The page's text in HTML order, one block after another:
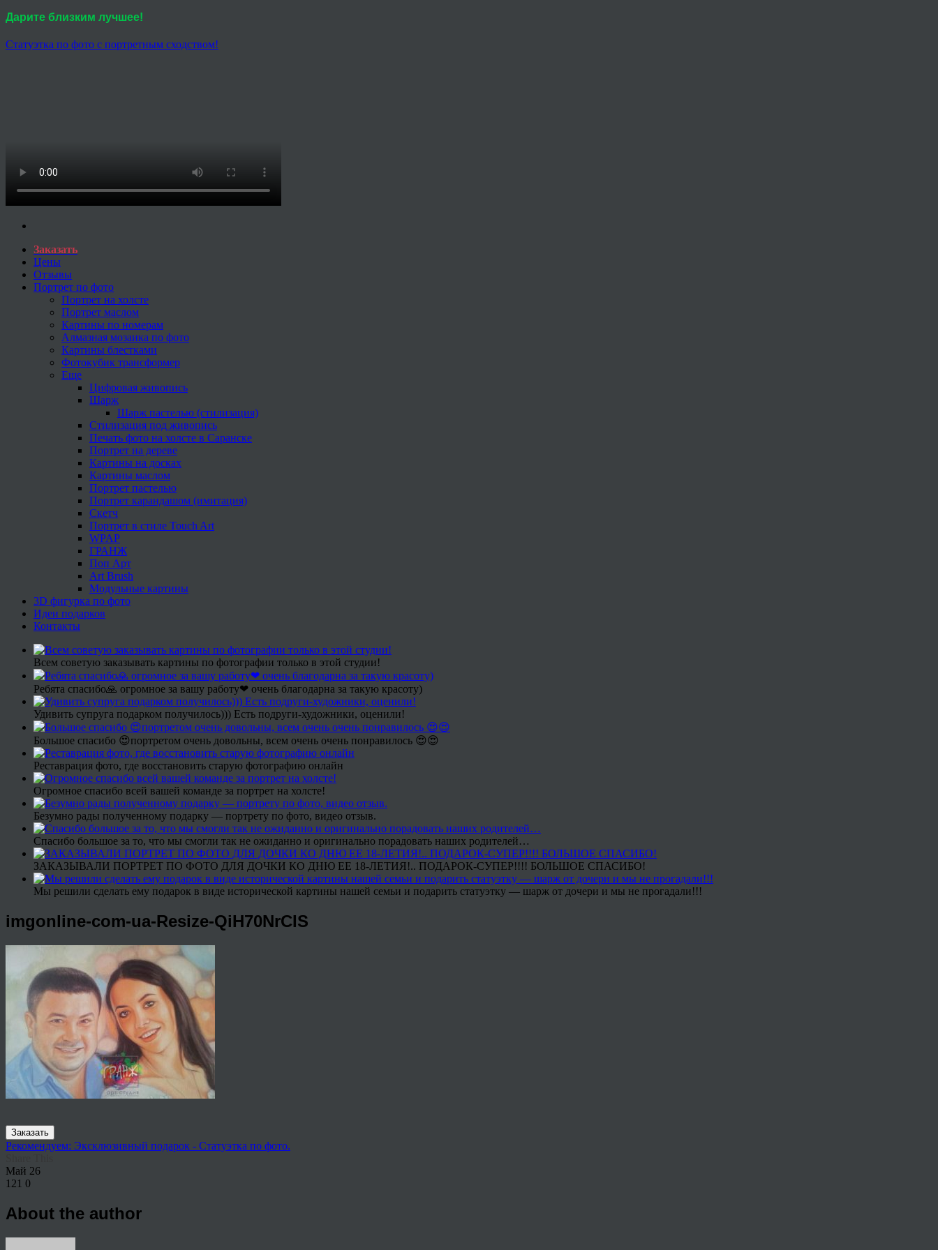
Дарите близким лучшее!
Статуэтка по фото с портретным сходством!
Заказать
Цены
Отзывы
Портрет по фото
Портрет на холсте
Портрет маслом
Картины по номерам
Алмазная мозаика по фото
Картины блестками
Фотокубик трансформер
Еще
Цифровая живопись
Шарж
Шарж пастелью (стилизация)
Стилизация под живопись
Печать фото на холсте в Саранске
Портрет на дереве
Картины на досках
Картины маслом
Портрет пастелью
Портрет карандашом (имитация)
Скетч
Портрет в стиле Touch Art
WPAP
ГРАНЖ
Поп Арт
Art Brush
Модульные картины
3D фигурка по фото
Идеи подарков
Контакты
Всем советую заказывать картины по фотографии только в этой студии!
Ребята спасибо🙏 огромное за вашу работу❤ очень благодарна за такую красоту)
Удивить супруга подарком получилось))) Есть подруги-художники, оценили!
Большое спасибо 😍портретом очень довольны, всем очень очень понравилось 😍😍
Реставрация фото, где восстановить старую фотографию онлайн
Огромное спасибо всей вашей команде за портрет на холсте!
Безумно рады полученному подарку — портрету по фото, видео отзыв.
Спасибо большое за то, что мы смогли так не ожиданно и оригинально порадовать наших родителей…
ЗАКАЗЫВАЛИ ПОРТРЕТ ПО ФОТО ДЛЯ ДОЧКИ КО ДНЮ ЕЕ 18-ЛЕТИЯ!.. ПОДАРОК-СУПЕР!!!! БОЛЬШОЕ СПАСИБО!
Мы решили сделать ему подарок в виде исторической картины нашей семьи и подарить статуэтку — шарж от дочери и мы не прогадали!!!
imgonline-com-ua-Resize-QiH70NrCIS
Заказать
Рекомендуем: Эксклюзивный подарок - Статуэтка по фото.
Май 26
121 0
About the author